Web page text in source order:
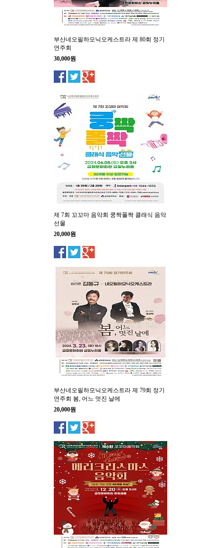
부산네오필하모닉오케스트라 제 80회 정기
연주회
30,000원
제 7회 꼬꼬마 음악회 쿵짝폴짝 클래식 음악
선물
20,000원
부산네오필하모닉오케스트라 제 79회 정기
연주회 봄, 어느 멋진 날에
20,000원